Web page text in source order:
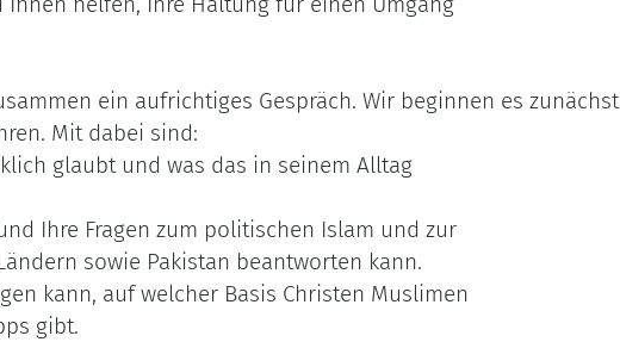
ein aufrichtiges Gespräch. Wir beginnen es zunächst
Mit dabei sind:
glaubt und was das in seinem Alltag
Ihre Fragen zum politischen Islam und zur
sowie Pakistan beantworten kann.
kann, auf welcher Basis Christen Muslimen
gibt.